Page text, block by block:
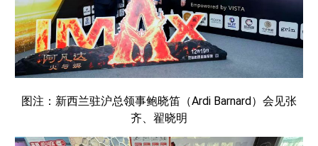
图注：新西兰驻沪总领事鲍晓笛（Ardi Barnard）会见张
齐、翟晓明